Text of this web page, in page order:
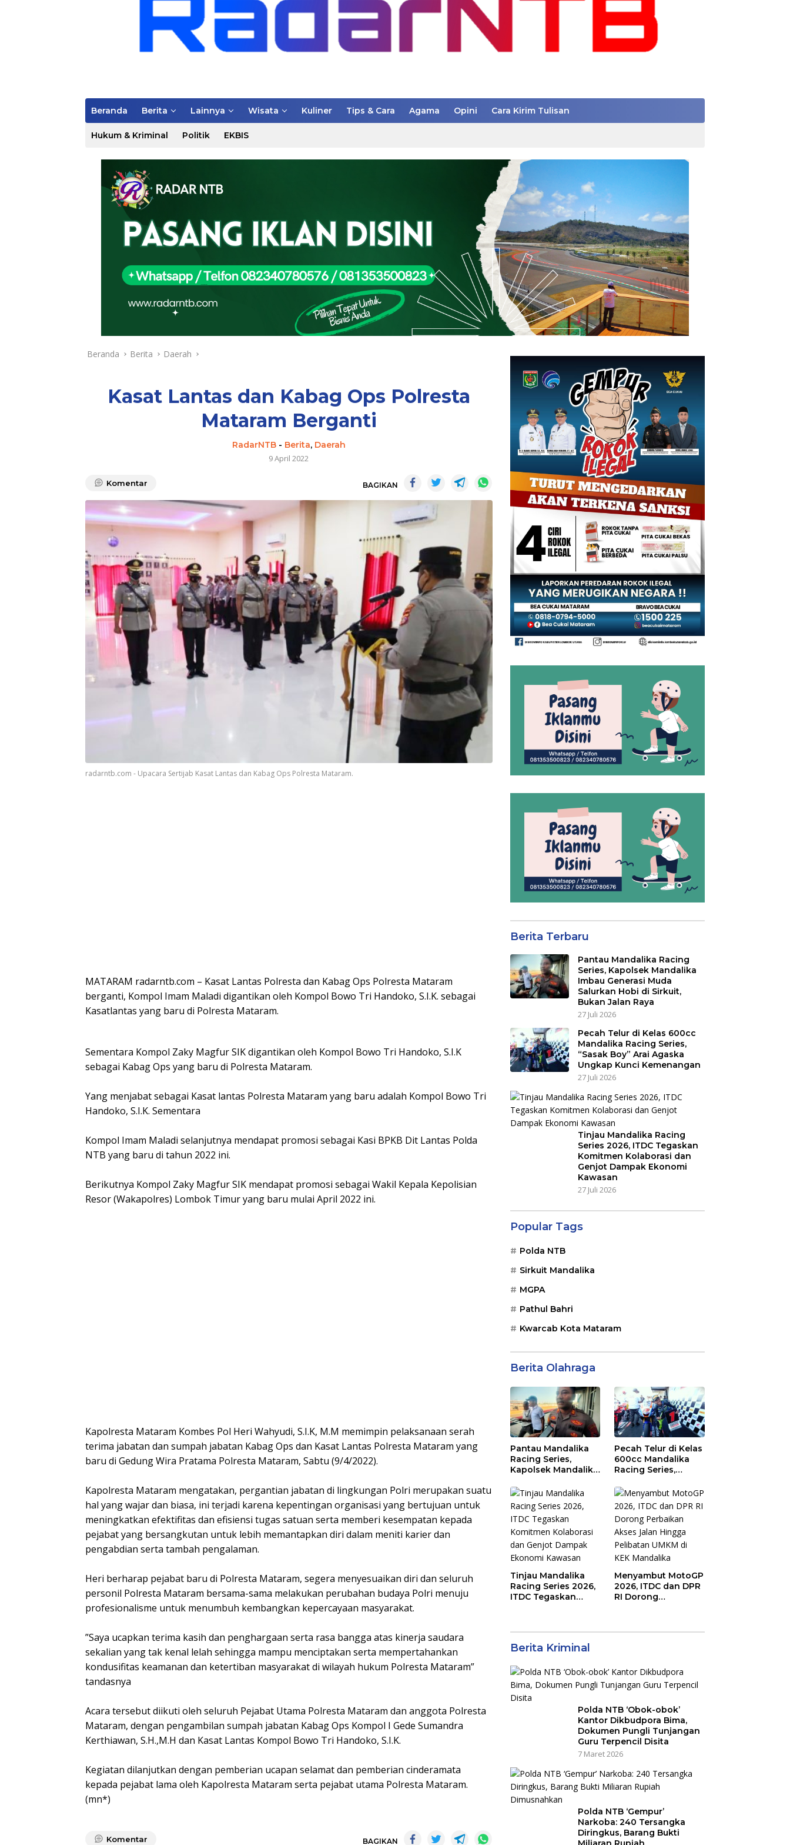
Beranda Berita Lainnya Wisata Kuliner Tips & Cara Agama Opini Cara Kirim Tulisan
Hukum & Kriminal Politik EKBIS
Beranda Berita Daerah
Kasat Lantas dan Kabag Ops Polresta
Mataram Berganti
RadarNTB- Berita, Daerah
9 April 2022
Komentar BAGIKAN
radarntb.com - Upacara Sertijab Kasat Lantas dan Kabag Ops Polresta Mataram.
MATARAM radarntb.com – Kasat Lantas Polresta dan Kabag Ops Polresta Mataram
berganti, Kompol Imam Maladi digantikan oleh Kompol Bowo Tri Handoko, S.I.K. sebagai
Kasatlantas yang baru di Polresta Mataram.
Sementara Kompol Zaky Magfur SIK digantikan oleh Kompol Bowo Tri Handoko, S.I.K
sebagai Kabag Ops yang baru di Polresta Mataram.
Yang menjabat sebagai Kasat lantas Polresta Mataram yang baru adalah Kompol Bowo Tri
Handoko, S.I.K. Sementara
Kompol Imam Maladi selanjutnya mendapat promosi sebagai Kasi BPKB Dit Lantas Polda
NTB yang baru di tahun 2022 ini.
Berikutnya Kompol Zaky Magfur SIK mendapat promosi sebagai Wakil Kepala Kepolisian
Resor (Wakapolres) Lombok Timur yang baru mulai April 2022 ini.
Kapolresta Mataram Kombes Pol Heri Wahyudi, S.I.K, M.M memimpin pelaksanaan serah
terima jabatan dan sumpah jabatan Kabag Ops dan Kasat Lantas Polresta Mataram yang
baru di Gedung Wira Pratama Polresta Mataram, Sabtu (9/4/2022).
Kapolresta Mataram mengatakan, pergantian jabatan di lingkungan Polri merupakan suatu
hal yang wajar dan biasa, ini terjadi karena kepentingan organisasi yang bertujuan untuk
meningkatkan efektifitas dan efisiensi tugas satuan serta memberi kesempatan kepada
pejabat yang bersangkutan untuk lebih memantapkan diri dalam meniti karier dan
pengabdian serta tambah pengalaman.
Heri berharap pejabat baru di Polresta Mataram, segera menyesuaikan diri dan seluruh
personil Polresta Mataram bersama-sama melakukan perubahan budaya Polri menuju
profesionalisme untuk menumbuh kembangkan kepercayaan masyarakat.
”Saya ucapkan terima kasih dan penghargaan serta rasa bangga atas kinerja saudara
sekalian yang tak kenal lelah sehingga mampu menciptakan serta mempertahankan
kondusifitas keamanan dan ketertiban masyarakat di wilayah hukum Polresta Mataram”
tandasnya
Acara tersebut diikuti oleh seluruh Pejabat Utama Polresta Mataram dan anggota Polresta
Mataram, dengan pengambilan sumpah jabatan Kabag Ops Kompol I Gede Sumandra
Kerthiawan, S.H.,M.H dan Kasat Lantas Kompol Bowo Tri Handoko, S.I.K.
Kegiatan dilanjutkan dengan pemberian ucapan selamat dan pemberian cinderamata
kepada pejabat lama oleh Kapolresta Mataram serta pejabat utama Polresta Mataram.
(mn*)
Komentar BAGIKAN
Berita Terbaru
Pantau Mandalika Racing
Series, Kapolsek Mandalika
Imbau Generasi Muda
Salurkan Hobi di Sirkuit,
Bukan Jalan Raya
27 Juli 2026
Pecah Telur di Kelas 600cc
Mandalika Racing Series,
“Sasak Boy” Arai Agaska
Ungkap Kunci Kemenangan
27 Juli 2026
Tinjau Mandalika Racing
Series 2026, ITDC Tegaskan
Komitmen Kolaborasi dan
Genjot Dampak Ekonomi
Kawasan
27 Juli 2026
Popular Tags
Polda NTB
Sirkuit Mandalika
MGPA
Pathul Bahri
Kwarcab Kota Mataram
Berita Olahraga
Pantau Mandalika
Racing Series,
Kapolsek Mandalika
Muda Salurkan Hobi
di Sirkuit, Bukan
Jalan Raya
Pecah Telur di Kelas
600cc Mandalika
Racing Series,
Agaska Ungkap
Kunci Kemenangan
Tinjau Mandalika
Racing Series 2026,
ITDC Tegaskan
Menyambut MotoGP
2026, ITDC dan DPR
RI Dorong
Berita Kriminal
Polda NTB ‘Obok-obok’
Kantor Dikbudpora Bima,
Dokumen Pungli Tunjangan
Guru Terpencil Disita
7 Maret 2026
Polda NTB ‘Gempur’
Narkoba: 240 Tersangka
Diringkus, Barang Bukti